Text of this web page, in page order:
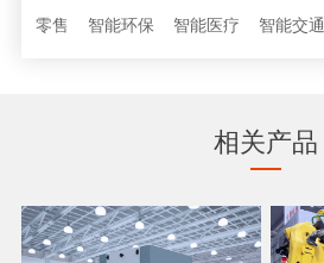
零售
智能环保 智能医疗 智能交通
相关产品